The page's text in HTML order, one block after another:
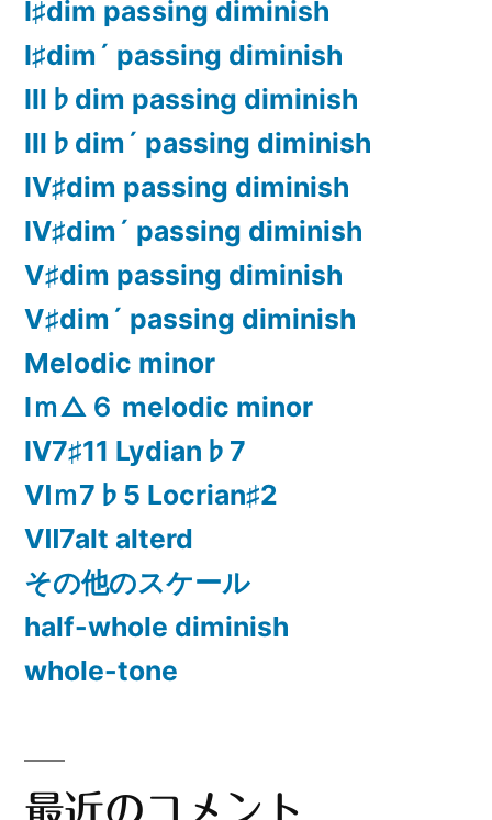
Ⅰ♯dim passing diminish
Ⅰ♯dim´ passing diminish
Ⅲ♭dim passing diminish
Ⅲ♭dim´ passing diminish
Ⅳ♯dim passing diminish
Ⅳ♯dim´ passing diminish
Ⅴ♯dim passing diminish
Ⅴ♯dim´ passing diminish
Melodic minor
Ⅰｍ△６ melodic minor
Ⅳ7♯11 Lydian♭7
Ⅵｍ7♭5 Locrian♯2
Ⅶ7alt alterd
その他のスケール
half-whole diminish
whole-tone
最近のコメント